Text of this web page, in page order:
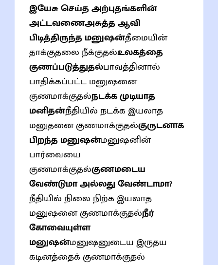
இயேசு செய்த அற்புதங்களின்
அட்டவணைஅசுத்த ஆவி
பிடித்திருந்த மனுஷன்தீமையின்
தாக்குதலை நீக்குதல்உலகத்தை
குணப்படுத்துதல்பாவத்தினால்
பாதிக்கப்பட்ட மனுஷனை
குணமாக்குதல்நடக்க முடியாத
மனிதன்நீதியில் நடக்க இயலாத
மனுதனை குணமாக்குதல்குருடனாக
பிறந்த மனுஷன்மனுஷனின்
பார்வையை
குணமாக்குதல்குணமடைய
வேண்டுமா அல்லது வேண்டாமா?
நீதியில் நிலை நிற்க இயலாத
மனுஷனை குணமாக்குதல்நீர்
கோவையுள்ள
மனுஷன்மனுஷனுடைய இருதய
கடினத்தைக் குணமாக்குதல்